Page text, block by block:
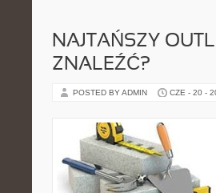
NAJTAŃSZY
ZNALEŹĆ?
POSTED BY ADMIN CZE - 20 -